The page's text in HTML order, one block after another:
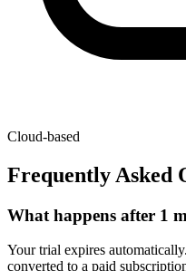
Cloud-based
Frequently Asked
What happens after 1
Your trial expires
converted to a paid